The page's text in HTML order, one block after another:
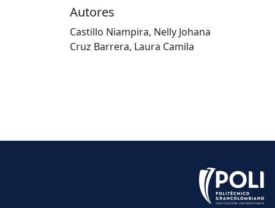
Autores
Castillo Niampira, Nelly Johana
Cruz Barrera, Laura Camila